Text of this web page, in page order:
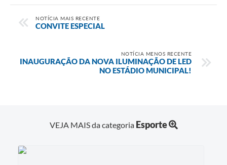
NOTÍCIA MAIS RECENTE
CONVITE ESPECIAL
NOTÍCIA MENOS RECENTE
INAUGURAÇÃO DA NOVA ILUMINAÇÃO DE LED
NO ESTÁDIO MUNICIPAL!
VEJA MAIS da categoria Esporte